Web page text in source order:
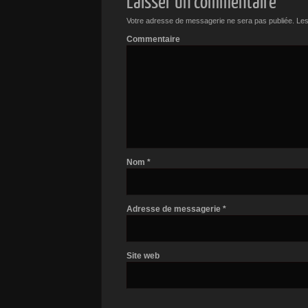
Votre adresse de messagerie ne sera pas publiée.
Commentaire
Nom *
Adresse de messagerie *
Site web